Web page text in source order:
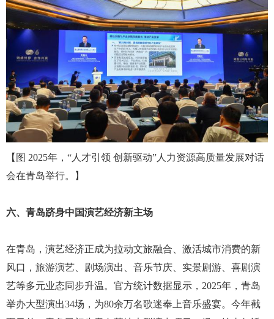
【图 2025年，“人才引领 创新驱动”人力资源高质量发展对话
会在青岛举行。
】
六、青岛跻身中国演艺经济新主场
在青岛，演艺经济正成为拉动文旅融合、激活城市消费的新
风口，旅游演艺、剧场演出、音乐节庆、实景剧游、喜剧演
艺等多元业态同步升温。官方统计数据显示， 2025年，青岛
举办大型演出34场，为80余万名歌迷奉上音乐盛宴。今年截